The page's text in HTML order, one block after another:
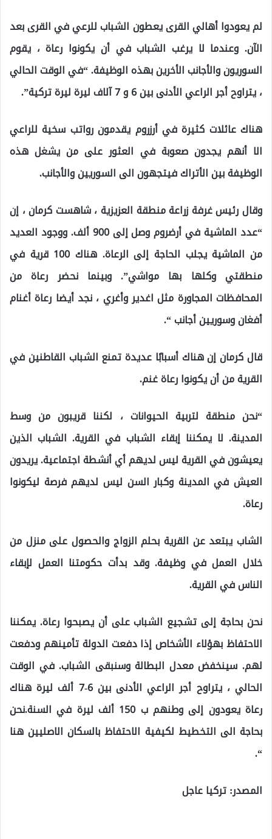
لم يعودوا أهالي القرى يعطون الشباب للرعي في القرى بعد
الآن. وعندما لا يرغب الشباب في أن يكونوا رعاة ، يقوم
السوريون والأجانب الأخرين بهذه الوظيفة. “في الوقت الحالي
، يتراوح أجر الراعي الأدنى بين 6 و 7 آلاف ليرة ليرة تركية”.
هناك عائلات كثيرة في أرزروم يقدمون رواتب سخية للراعي
الا أنهم يجدون صعوبة في العثور على من يشغل هذه
الوظيفة بين الأتراك فيتجهون الى السوريين والأجانب.
وقال رئيس غرفة زراعة منطقة العزيزية ، شاهست كرمان ، إن
“عدد الماشية في أرضروم وصل إلى 900 ألف. ووجود العديد
من الماشية يجلب الحاجة إلى الرعاة. هناك 100 قرية في
منطقتي وكلها بها مواشي”. وبينما نحضر رعاة من
المحافظات المجاورة مثل اغدير وأغري ، نجد أيضا رعاة أغنام
أفغان وسوريين أجانب “.
قال كرمان إن هناك أسبابًا عديدة تمنع الشباب القاطنين في
القرية من أن يكونوا رعاة غنم.
“نحن منطقة لتربية الحيوانات ، لكننا قريبون من وسط
المدينة. لا يمكننا إبقاء الشباب في القرية. الشباب الذين
يعيشون في القرية ليس لديهم أي أنشطة اجتماعية. يريدون
العيش في المدينة وكبار السن ليس لديهم فرصة ليكونوا
رعاة.
الشاب يبتعد عن القرية بحلم الزواج والحصول على منزل من
خلال العمل في وظيفة. وقد بدأت حكومتنا العمل لإبقاء
الناس في القرية.
نحن بحاجة إلى تشجيع الشباب على أن يصبحوا رعاة. يمكننا
الاحتفاظ بهؤلاء الأشخاص إذا دفعت الدولة تأمينهم ودفعت
لهم. سينخفض ​​معدل البطالة وسنبقى الشباب. في الوقت
الحالي ، يتراوح أجر الراعي الأدنى بين 6-7 ألف ليرة هناك
رعاة يعودون إلى وطنهم ب 150 ألف ليرة في السنة.نحن
بحاجة الى التخطيط لكيفية الاحتفاظ بالسكان الاصليين هنا
“.
المصدر: تركيا عاجل